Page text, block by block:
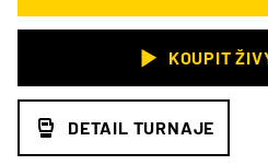
KOUPIT
DETAIL TURNAJE